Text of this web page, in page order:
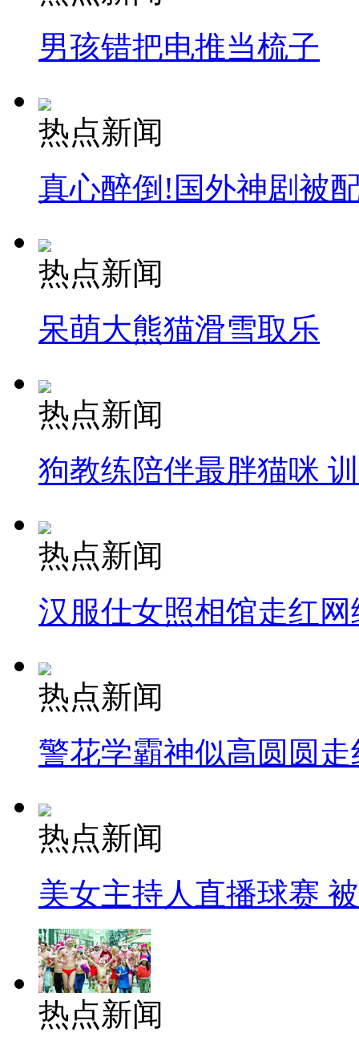
男孩错把电推当梳子
热点新闻
真心醉倒!国外神剧被
热点新闻
呆萌大熊猫滑雪取乐
热点新闻
狗教练陪伴最胖猫咪
热点新闻
汉服仕女照相馆走红网
热点新闻
警花学霸神似高圆圆走
热点新闻
美女主持人直播球赛
热点新闻